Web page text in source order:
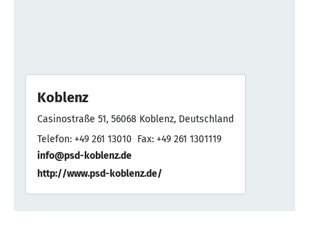
Koblenz
Casinostraße 51, 56068 Koblenz, Deutschland
Telefon: +49 261 13010 Fax: +49 261 1301119
info@psd-koblenz.de
http://www.psd-koblenz.de/